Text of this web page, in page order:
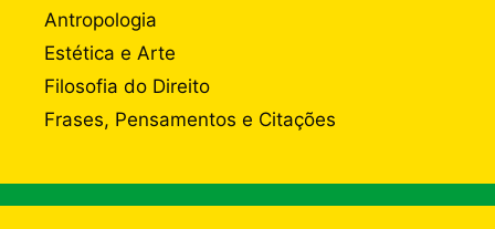
Antropologia
Estética e Arte
Filosofia do Direito
Frases, Pensamentos e Citações